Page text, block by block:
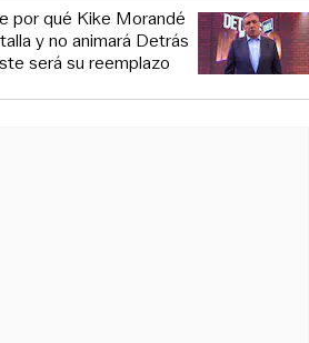
por qué Kike Morandé
y no animará Detrás
será su reemplazo